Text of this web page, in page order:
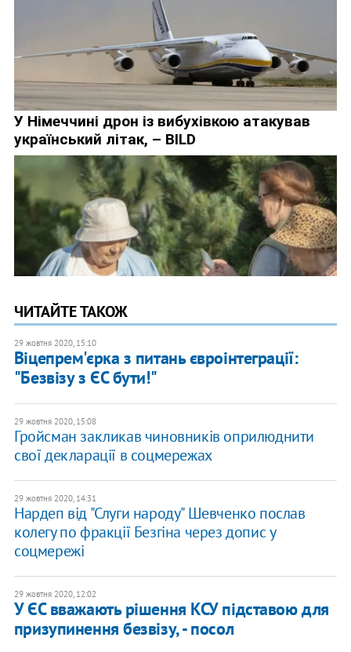
ЧИТАЙТЕ ТАКОЖ
29 жовтня 2020, 15:10
Віцепрем'єрка з питань євроінтеграції:
"Безвізу з ЄС бути!"
29 жовтня 2020, 15:08
Гройсман закликав чиновників оприлюднити
свої декларації в соцмережах
29 жовтня 2020, 14:31
Нардеп від "Слуги народу" Шевченко послав
колегу по фракції Безгіна через допис у
соцмережі
29 жовтня 2020, 12:02
У ЄС вважають рішення КСУ підставою для
призупинення безвізу, - посол